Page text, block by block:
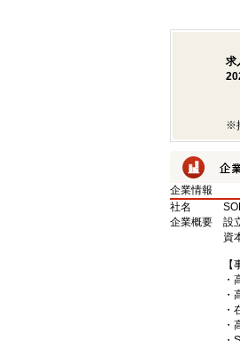
求
※
企業情報
社名
企業概要
設
資
【
・
・
・
・